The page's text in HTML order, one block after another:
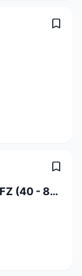
Fachperson Gesundheit EFZ (40 - 80%)